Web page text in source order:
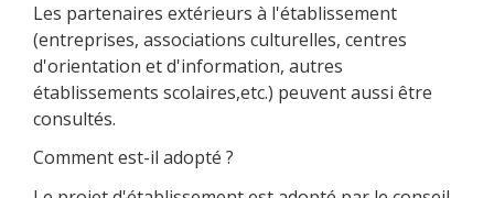
Les partenaires extérieurs à l'établissement
(entreprises, associations culturelles, centres
d'orientation et d'information, autres
établissements scolaires,etc.) peuvent aussi être
consultés.
Comment est-il adopté ?